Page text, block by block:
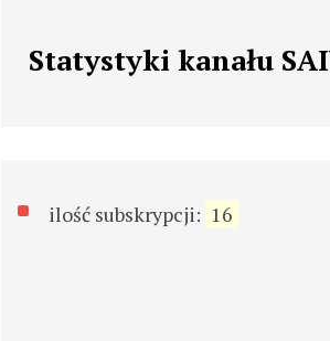
Statystyki kanału
ilość subskrypcji: 16